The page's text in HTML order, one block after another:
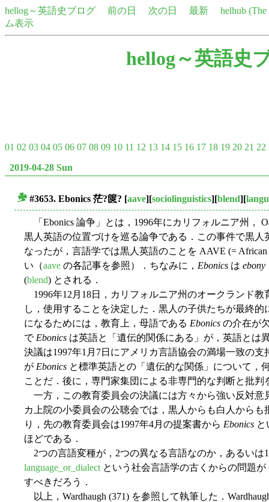
hellog～英語史ブログ 前の日 次の日 最新
helhub
ム表示
hellog～英語史
01 02 03 04 05 06 07 08 09 10 11 12 13 14 15 16 17 18 19 20 21 22
2019-04-28 Sun
#3653. Ebonics 茫?篋? [aave][sociolinguistics][blend][
「Ebonics 論争」とは，1996年にカリフォルニア州，
黒人英語の位置づけを巡る論争である．この事件で黒人
なったが，言語学では黒人英語のことを AAVE (= African
い（aave の各記事を参照）．ちなみに， Ebonics は ebony
(blend) とされる．
1996年12月18日，カリフォルニア州のオークランド
し，使用することを決定した．黒人の子供たちが最終
になるためには，教育上，母語である Ebonics の介在が
で Ebonics は英語と「遺伝的関係にある」が，英語とは
決議は1997年1月7日にアメリカ言語協会の満場一致の
が Ebonics と標準英語との「遺伝的な関係」について，
ことだ．後に，専門家集団による非専門的な判断と批判
一方，この教育委員会の決議には方々から強い反対意
カ上院の小委員会の公聴会では，黒人からも白人から
り，先の教育委員会は1997年4月の提案書から Ebonics と
ほどである．
2つの言語変種が，2つの異なる言語なのか，あるいは
language_or_dialect という社会言語学の古くからの問題
すべきだろう．
以上，Wardhaugh (371) を参照して執筆した．